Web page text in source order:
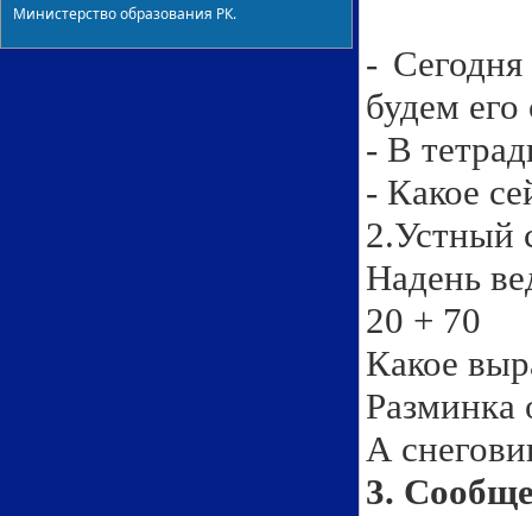
Министерство образования РК.
-
будем его
- В
- Какое
2.Устный
Надень
20 + 70
Какое
Разминка
А
3.